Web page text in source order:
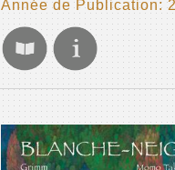
Année de Publication: